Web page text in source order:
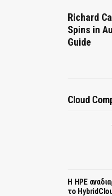
Richard
Spins in
Guide
Cloud
H HPE
το